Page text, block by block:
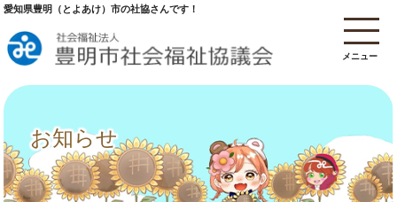
メニュー
愛知県豊明（とよあけ）市の社協さんです！
お知らせ